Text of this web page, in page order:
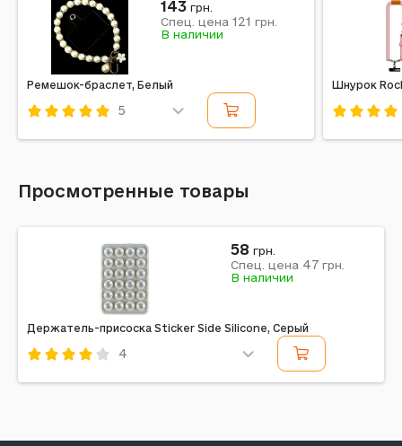
Ремешок-браслет, Белый
5
143 грн.
Спец. цена 121 грн.
В наличии
Шнурок
Просмотренные товары
Держатель-присоска Sticker Side Silicone, Серый
4
58 грн.
Спец. цена 47 грн.
В наличии